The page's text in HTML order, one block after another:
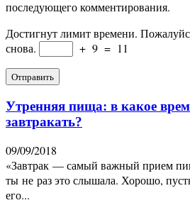
последующего комментирования.
Достигнут лимит времени.
снова.
+ 9 = 11
Утренняя пища: в какое
завтракать?
09/09/2018
«Завтрак — самый важный прием
ты не раз это слышала. Хорошо,
его...